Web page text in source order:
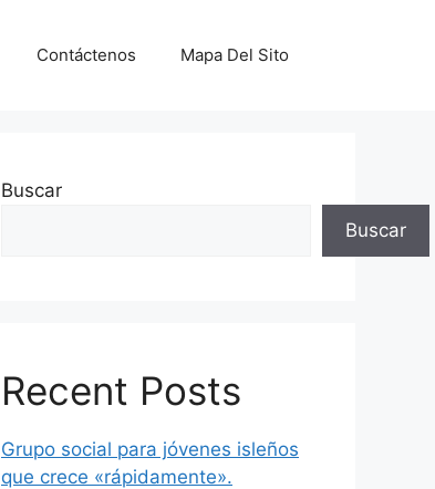
Contáctenos Mapa Del Sito
Buscar
Buscar
Recent Posts
Grupo social para jóvenes isleños
que crece «rápidamente».